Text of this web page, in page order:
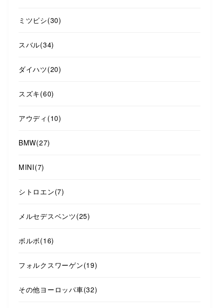
ミツビシ(30)
スバル(34)
ダイハツ(20)
スズキ(60)
アウディ (10)
BMW(27)
MINI(7)
シトロエン(7)
メルセデスベンツ(25)
ボルボ(16)
フォルクスワーゲン(19)
その他ヨーロッパ車(32)